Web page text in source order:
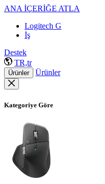
ANA İÇERİĞE ATLA
Logitech G
İş
Destek
TR,tr
Ürünler Ürünler
Kategoriye Göre